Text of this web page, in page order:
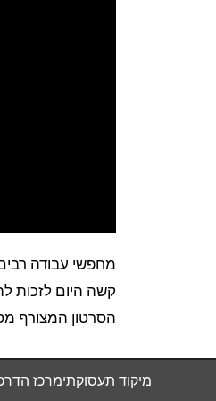
מחפשי עבודה
קשה היום לזכות
הסרטון המצורף
מרכזמיקוד תעסוקתי